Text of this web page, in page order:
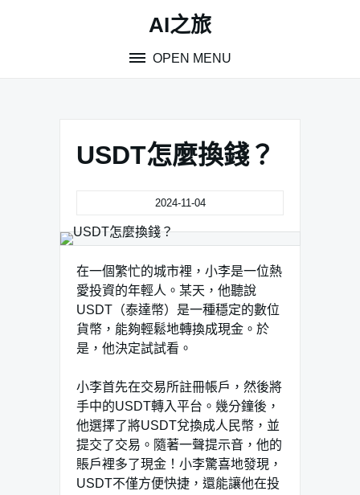
AI之旅
OPEN MENU
USDT怎麼換錢？
2024-11-04
在一個繁忙的城市裡，小李是一位熱
愛投資的年輕人。某天，他聽說
USDT（泰達幣）是一種穩定的數位
貨幣，能夠輕鬆地轉換成現金。於
是，他決定試試看。
小李首先在交易所註冊帳戶，然後將
手中的USDT轉入平台。幾分鐘後，
他選擇了將USDT兌換成人民幣，並
提交了交易。隨著一聲提示音，他的
賬戶裡多了現金！小李驚喜地發現，
USDT不僅方便快捷，還能讓他在投